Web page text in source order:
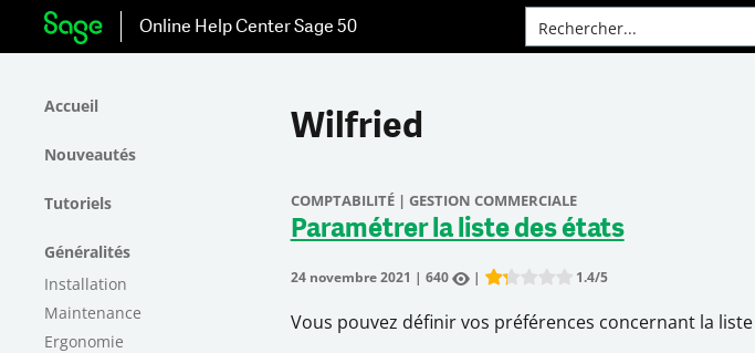
Online Help CenterSage 50
Accueil
Nouveautés
Tutoriels
Généralités
Installation
Maintenance
Ergonomie
Wilfried
COMPTABILITÉ | GESTION COMMERCIALE
Paramétrer la liste des états
24 novembre 2021 | 640 |
Rate this item:
1.4/5
Vous pouvez définir vos préférences concernant la